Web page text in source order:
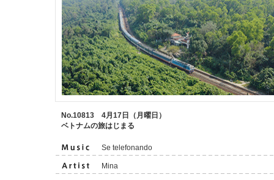
No.10813 4月17日（月曜日）
ベトナムの旅はじまる
Se telefonando
Mina